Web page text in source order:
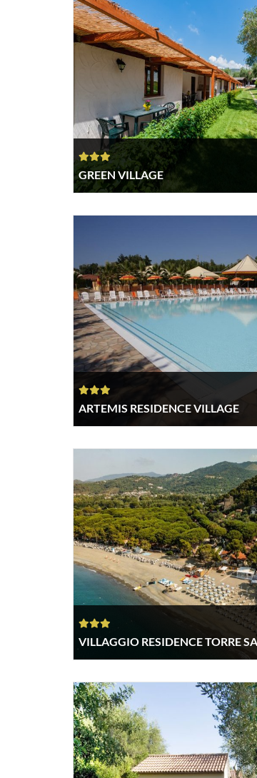
GREEN VILLAGE
ARTEMIS RESIDENCE VILLAGE
VILLAGGIO RESIDENCE TORRE